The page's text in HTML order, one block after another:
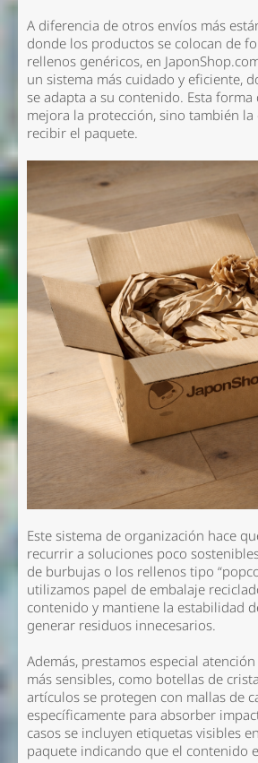
A diferencia de otros envíos más
donde los productos se colocan de
rellenos genéricos, en
un sistema más cuidado y eficiente,
se adapta a su contenido. Esta
mejora la protección, sino también la
recibir el paquete.
Este sistema de organización hace
recurrir a soluciones poco
de burbujas o los rellenos tipo
utilizamos papel de embalaje
contenido y mantiene la estabilidad
generar residuos innecesarios.
Además, prestamos especial
más sensibles, como botellas de
artículos se protegen con mallas de
específicamente para absorber
casos se incluyen etiquetas visibles
paquete indicando que el contenido